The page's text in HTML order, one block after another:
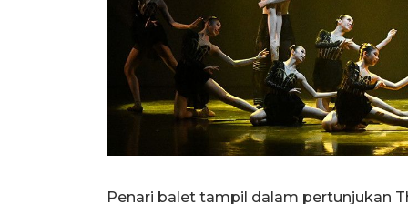
Penari balet tampil dalam pertunjukan